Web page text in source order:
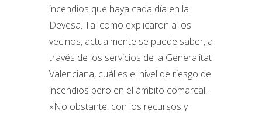
incendios que haya cada día en la
Devesa. Tal como explicaron a los
vecinos, actualmente se puede saber, a
través de los servicios de la Generalitat
Valenciana, cuál es el nivel de riesgo de
incendios pero en el ámbito comarcal.
«No obstante, con los recursos y